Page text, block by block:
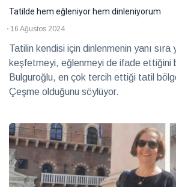
Tatilde hem eğleniyor hem dinleniyorum
16 Ağustos 2024
Tatilin kendisi için dinlenmenin yanı sıra
keşfetmeyi, eğlenmeyi de ifade ettiğini
Bulguroğlu, en çok tercih ettiği tatil
Çeşme olduğunu söylüyor.